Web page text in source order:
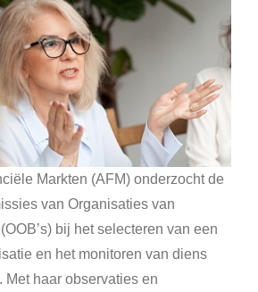
Markten (AFM) onderzocht de
van Organisaties van
bij het selecteren van een
en het monitoren van diens
Met haar observaties en